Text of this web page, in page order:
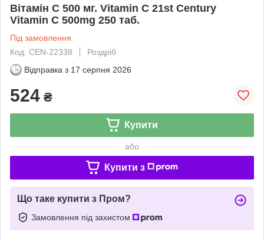
Вітамін С 500 мг. Vitamin C 21st Century
Vitamin C 500mg 250 таб.
Під замовлення
Код: CEN-22338
Роздріб
Відправка з 17 серпня 2026
524 ₴
Купити
або
Купити з
Що таке купити з Пром?
Замовлення під захистом